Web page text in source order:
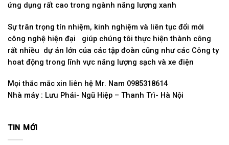
ứng dụng rất cao trong ngành năng lượng xanh
Sự trân trọng tín nhiệm, kinh nghiệm và liên tục đổi mới
công nghệ hiện đại giúp chúng tôi thực hiện thành công
rất nhiều dự án lớn của các tập đoàn cũng như các Công ty
hoat động trong lĩnh vực năng lượng sạch và xe điện
Mọi thắc mắc xin liên hệ Mr. Nam 0985318614
Nhà máy : Lưu Phái- Ngũ Hiệp – Thanh Trì- Hà Nội
TIN MỚI